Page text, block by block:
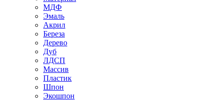
МДФ
Эмаль
Акрил
Береза
Дерево
Дуб
ЛДСП
Массив
Пластик
Шпон
Экошпон